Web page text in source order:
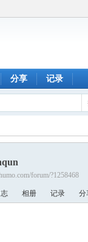
分享 记录
forum/?1258468
相册 记录 分